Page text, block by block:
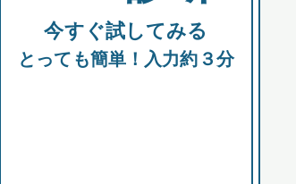
今すぐ試してみる
とっても簡単！入力約３分